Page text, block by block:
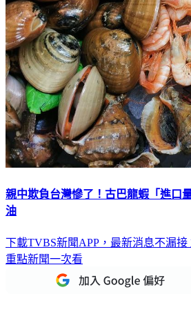
親中欺負台灣慘了！古巴龍蝦「進
油
下載TVBS新聞APP，最新消息不漏接
重點新聞一次看